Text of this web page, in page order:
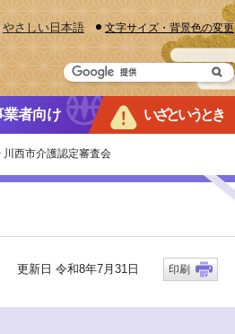
やさしい日本語 文字サイズ・背景色の変更
業者向け いざというとき
川西市介護認定審査会
更新日 令和8年7月31日 印刷